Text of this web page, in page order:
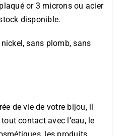
or 3 microns ou acier
disponible.
sans plomb, sans
de vie de votre bijou, il
contact avec l’eau, le
les produits